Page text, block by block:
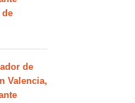
de
Valencia,